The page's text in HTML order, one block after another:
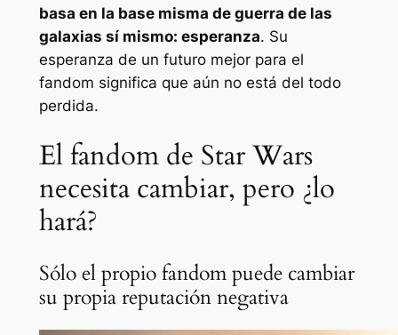
basa en la base misma de guerra de las
galaxias sí mismo: esperanza. Su
esperanza de un futuro mejor para el
fandom significa que aún no está del todo
perdida.
El fandom de Star Wars
necesita cambiar, pero ¿lo
hará?
Sólo el propio fandom puede cambiar
su propia reputación negativa